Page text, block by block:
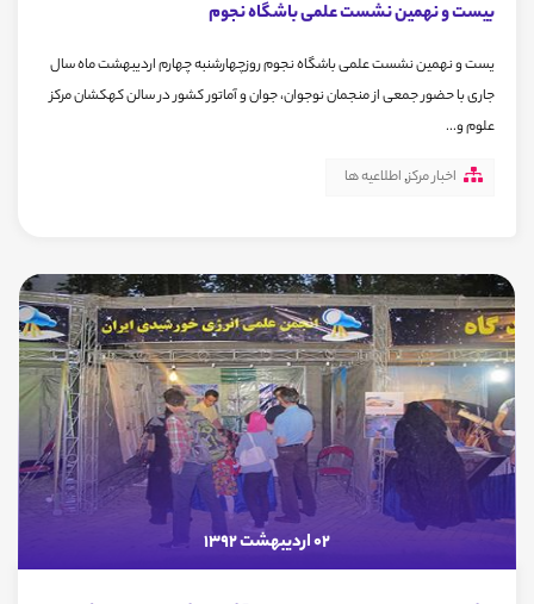
بیست و نهمین نشست علمی باشگاه نجوم
یست و نهمین نشست علمی باشگاه نجوم روزچهارشنبه چهارم اردیبهشت ماه سال
جاری با حضور جمعی از منجمان نوجوان، جوان و آماتور کشور در سالن کهکشان مرکز
علوم و...
اخبار مرکز,اطلاعیه ها
02 اردیبهشت 1392